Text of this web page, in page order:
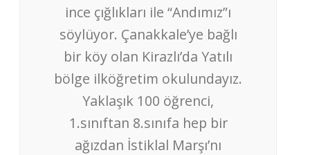
ince çığlıkları ile “Andımız”ı
söylüyor. Çanakkale’ye bağlı
bir köy olan Kirazlı’da Yatılı
bölge ilköğretim okulundayız.
Yaklaşık 100 öğrenci,
1.sınıftan 8.sınıfa hep bir
ağızdan İstiklal Marşı’nı